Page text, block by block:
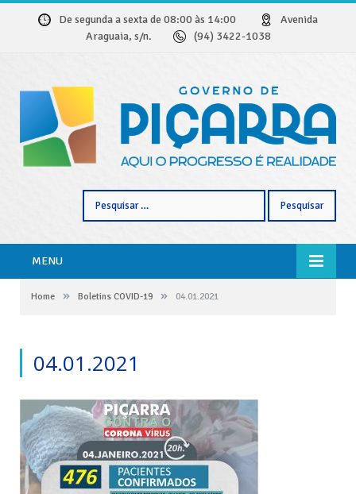
De segunda a sexta de 08:00 às 14:00
Avenida
Araguaia, s/n.
(94) 3422-1038
MENU
Home » Boletins COVID-19 » 04.01.2021
04.01.2021